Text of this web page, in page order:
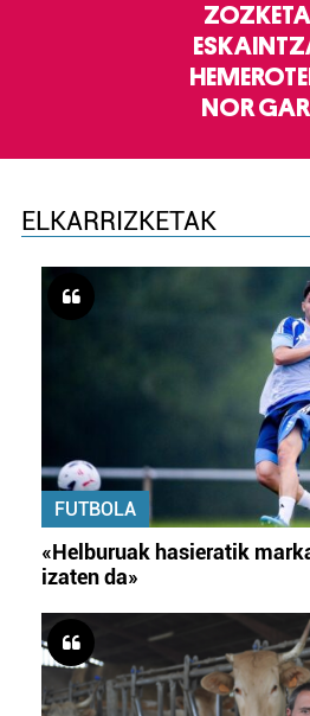
NOR
ELKARRIZKETAK
FUTBOLA
«Helburuak hasieratik
izaten da»